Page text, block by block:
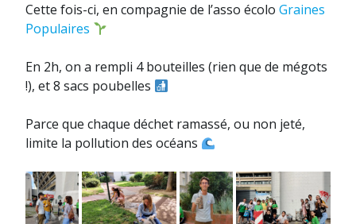
Cette fois-ci, en compagnie de l’asso écolo Graines
Populaires
En 2h, on a rempli 4 bouteilles (rien que de mégots
!), et 8 sacs poubelles
Parce que chaque déchet ramassé, ou non jeté,
limite la pollution des océans